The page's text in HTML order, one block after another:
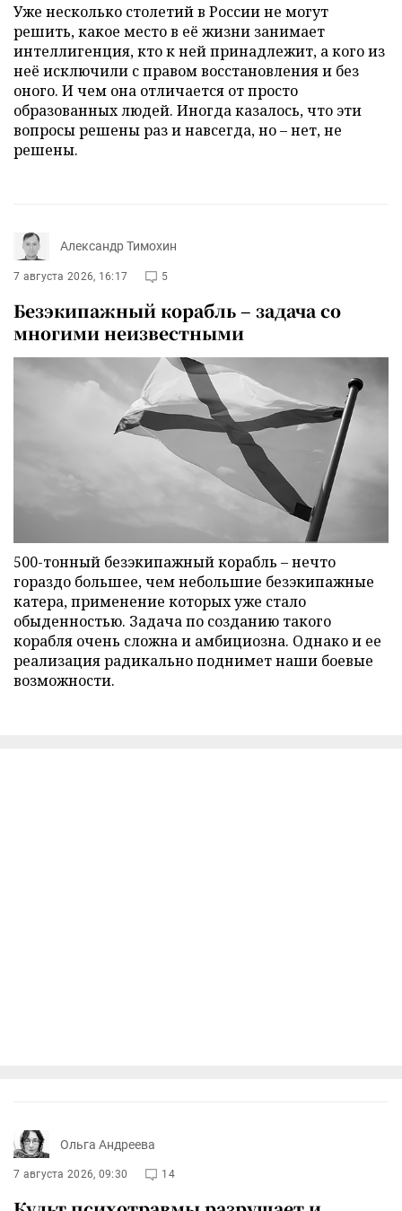
Уже несколько столетий в России не могут
решить, какое место в её жизни занимает
интеллигенция, кто к ней принадлежит, а кого из
неё исключили с правом восстановления и без
оного. И чем она отличается от просто
образованных людей. Иногда казалось, что эти
вопросы решены раз и навсегда, но – нет, не
решены.
Александр Тимохин
7 августа 2026, 16:17 5
Безэкипажный корабль – задача со
многими неизвестными
500-тонный безэкипажный корабль – нечто
гораздо большее, чем небольшие безэкипажные
катера, применение которых уже стало
обыденностью. Задача по созданию такого
корабля очень сложна и амбициозна. Однако и ее
реализация радикально поднимет наши боевые
возможности.
Ольга Андреева
7 августа 2026, 09:30 14